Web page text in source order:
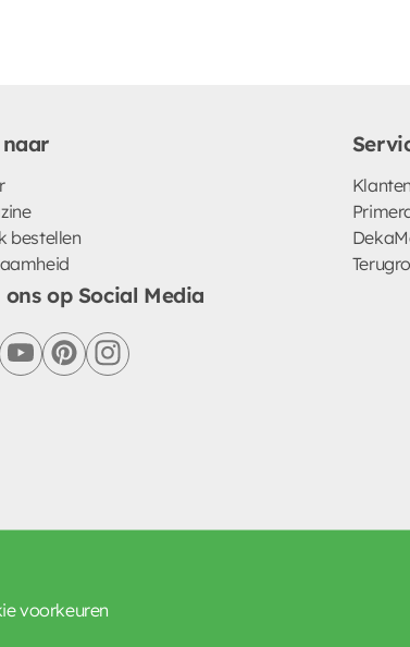
bestellen
ons op Social Media
youtubepinterestinstagram
voorkeuren